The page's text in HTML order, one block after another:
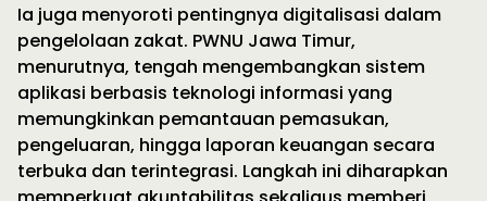
Ia juga menyoroti pentingnya digitalisasi dalam
pengelolaan zakat. PWNU Jawa Timur,
menurutnya, tengah mengembangkan sistem
aplikasi berbasis teknologi informasi yang
memungkinkan pemantauan pemasukan,
pengeluaran, hingga laporan keuangan secara
terbuka dan terintegrasi. Langkah ini diharapkan